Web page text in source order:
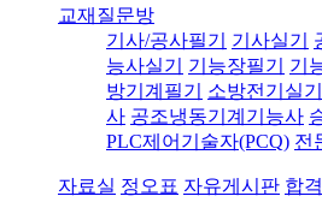
교재질문방
기사/공사필기
기사실기
능사실기
기능장필기 기
방기계필기
소방전기실기
사 공조냉동기계기능사
PLC제어기술자(PCQ) 전
자료실 정오표 자유게시판 합